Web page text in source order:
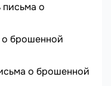
письма о
о брошенной
о брошенной